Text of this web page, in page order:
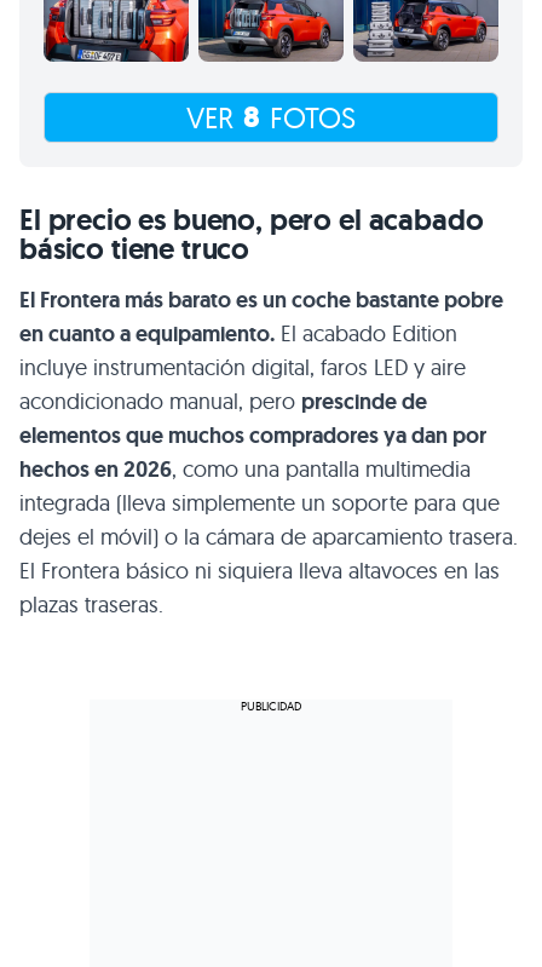
VER 8 FOTOS
El precio es bueno, pero el acabado
básico tiene truco
El Frontera más barato es un coche bastante pobre
en cuanto a equipamiento. El acabado Edition
incluye instrumentación digital, faros LED y aire
acondicionado manual, pero prescinde de
elementos que muchos compradores ya dan por
hechos en 2026, como una pantalla multimedia
integrada (lleva simplemente un soporte para que
dejes el móvil) o la cámara de aparcamiento trasera.
El Frontera básico ni siquiera lleva altavoces en las
plazas traseras.